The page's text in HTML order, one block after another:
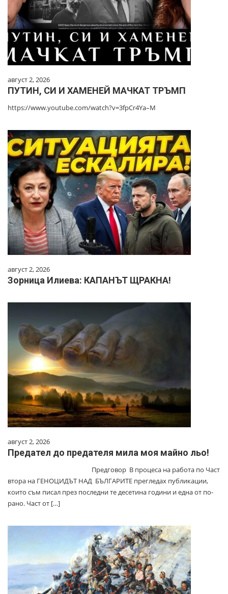
август 2, 2026
ПУТИН, СИ И ХАМЕНЕЙ МАЧКАТ ТРЪМП
https://www.youtube.com/watch?v=3fpCr4Ya–M
август 2, 2026
Зорница Илиева: КАПАНЪТ ЩРАКНА!
август 2, 2026
Предател до предателя мила моя майно льо!
Предговор В процеса на работа по Част
втора на ГЕНОЦИДЪТ НАД БЪЛГАРИТЕ прегледах публикации,
които съм писал през последни те десетина години и една от по-
рано. Част от […]